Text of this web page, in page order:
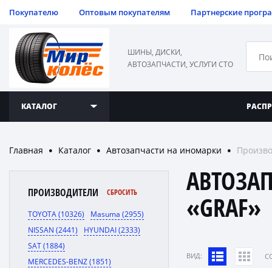
Покупателю Оптовым покупателям Партнерские
ШИНЫ, ДИСКИ,
АВТОЗАПЧАСТИ, УСЛУГИ СТО
КАТАЛОГ
Главная ● Каталог ● Автозапчасти на иномарки ●
ПРОИЗВОДИТЕЛИ СБРОСИТЬ
TOYOTA (10326)
Masuma (2955)
NISSAN (2441)
HYUNDAI (2333)
SAT (1884)
MERCEDES-BENZ (1851)
«GRAF»
ВИД: